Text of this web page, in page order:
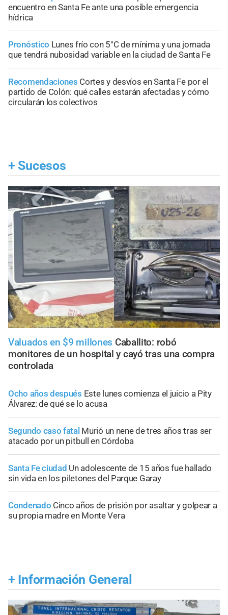
encuentro en Santa Fe ante una posible emergencia
hídrica
Pronóstico Lunes frío con 5°C de mínima y una jornada
que tendrá nubosidad variable en la ciudad de Santa Fe
Recomendaciones Cortes y desvíos en Santa Fe por el
partido de Colón: qué calles estarán afectadas y cómo
circularán los colectivos
+ Sucesos
Valuados en $9 millones Caballito: robó
monitores de un hospital y cayó tras una compra
controlada
Ocho años después Este lunes comienza el juicio a Pity
Álvarez: de qué se lo acusa
Segundo caso fatal Murió un nene de tres años tras ser
atacado por un pitbull en Córdoba
Santa Fe ciudad Un adolescente de 15 años fue hallado
sin vida en los piletones del Parque Garay
Condenado Cinco años de prisión por asaltar y golpear a
su propia madre en Monte Vera
+ Información General